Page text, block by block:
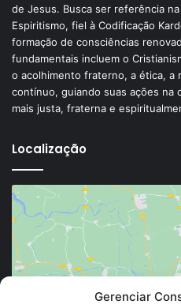
Gerenciar
de Jesus. Busca ser referência
Espiritismo, fiel à Codificação
formação de consciências
fundamentais incluem o
o acolhimento fraterno, a ética, a
contínuo, guiando suas ações na
mais justa, fraterna e
Localização
Clique para aceitar